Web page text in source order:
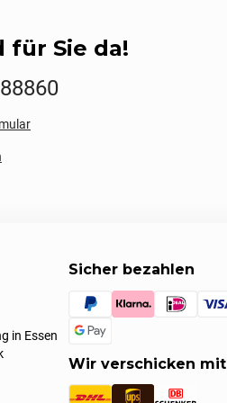
für Sie da!
in Essen
Sicher bezahlen
Wir verschicken mit